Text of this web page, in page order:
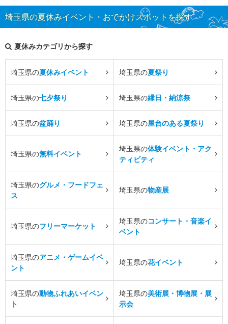
埼玉県の夏休みイベント・おでかけスポットを探す
夏休みカテゴリから探す
埼玉県の夏休みイベント 埼玉県の夏祭り
埼玉県の七夕祭り 埼玉県の縁日・納涼祭
埼玉県の盆踊り 埼玉県の屋台のある夏祭り
埼玉県の無料イベント
埼玉県の体験イベント・アク
ティビティ
埼玉県のグルメ・フードフェ
ス
埼玉県の物産展
埼玉県のフリーマーケット
埼玉県のコンサート・音楽イ
ベント
埼玉県のアニメ・ゲームイベ
ント
埼玉県の花イベント
埼玉県の動物ふれあいイベン
ト
埼玉県の美術展・博物展・展
示会